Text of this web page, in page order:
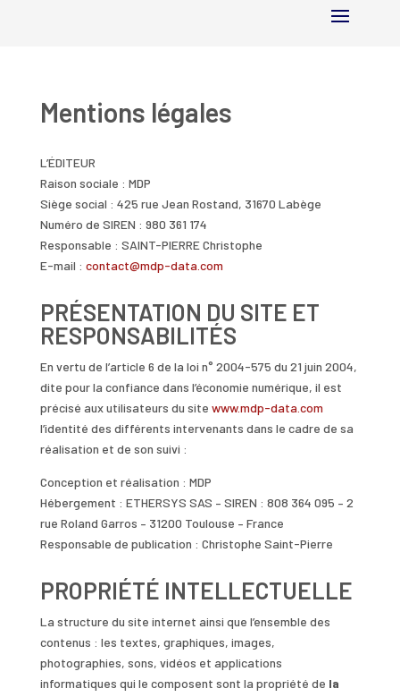
Mentions légales
L’ÉDITEUR
Raison sociale : MDP
Siège social : 425 rue Jean Rostand, 31670 Labège
Numéro de SIREN : 980 361 174
Responsable : SAINT-PIERRE Christophe
E-mail : contact@mdp-data.com
PRÉSENTATION DU SITE ET
RESPONSABILITÉS
En vertu de l’article 6 de la loi n° 2004-575 du 21 juin 2004,
dite pour la confiance dans l’économie numérique, il est
précisé aux utilisateurs du site www.mdp-data.com
l’identité des différents intervenants dans le cadre de sa
réalisation et de son suivi :
Conception et réalisation : MDP
Hébergement : ETHERSYS SAS – SIREN : 808 364 095 – 2
rue Roland Garros – 31200 Toulouse – France
Responsable de publication : Christophe Saint-Pierre
PROPRIÉTÉ INTELLECTUELLE
La structure du site internet ainsi que l’ensemble des
contenus : les textes, graphiques, images,
photographies, sons, vidéos et applications
informatiques qui le composent sont la propriété de la